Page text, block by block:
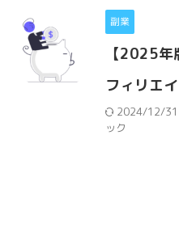
副業
【2025
フィリエ
2024/12/31
ック